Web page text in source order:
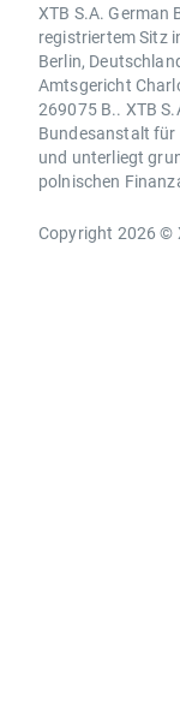
XTB S.A. German
registriertem Sitz
Berlin,
Amtsgericht
269075 B.. XTB
Bundesanstalt
und unterliegt
polnischen
Copyright 2026 ©